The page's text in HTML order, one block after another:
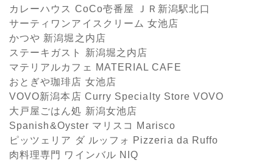
カレーハウス CoCo壱番屋 ＪＲ新潟駅北口
サーティワンアイスクリーム 女池店
かつや 新潟堀之内店
ステーキガスト 新潟堀之内店
マテリアルカフェ MATERIAL CAFE
おとぎや珈琲店 女池店
VOVO新潟本店 Curry Specialty Store VOVO
大戸屋ごはん処 新潟女池店
Spanish&Oyster マリスコ Marisco
ピッツェリア ダ ルッフォ Pizzeria da Ruffo
肉料理専門 ワインバル NIQ